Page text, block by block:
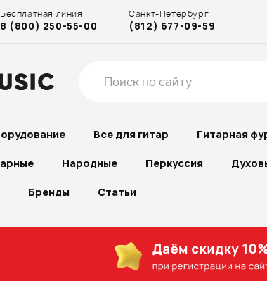
Бесплатная линия
8 (800) 250-55-00
Санкт-Петербург
(812) 677-09-59
Все для гитар Гитарная
Народные Перкуссия
Бренды Статьи